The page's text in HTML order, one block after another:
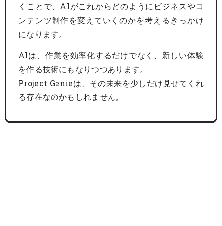
くことで、AIがこれからどのようにビジネスやコ
ンテンツ制作を変えていくのかを考えるきっかけ
になります。
AIは、作業を効率化するだけでなく、新しい体験
を作る技術にもなりつつあります。
Project Genieは、その未来を少しだけ見せてくれ
る存在なのかもしれません。